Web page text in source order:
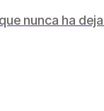
nunca ha